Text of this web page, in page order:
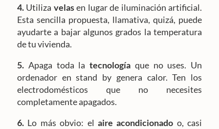
4. Utiliza velasen lugar de iluminación artificial.
Esta sencilla propuesta, llamativa, quizá, puede
ayudarte a bajar algunos grados la temperatura
de tu vivienda.
5. Apaga toda la tecnología que no uses. Un
ordenador en stand by genera calor. Ten los
electrodomésticos que no necesites
completamente apagados.
6. Lo más obvio: el aire acondicionado o, casi